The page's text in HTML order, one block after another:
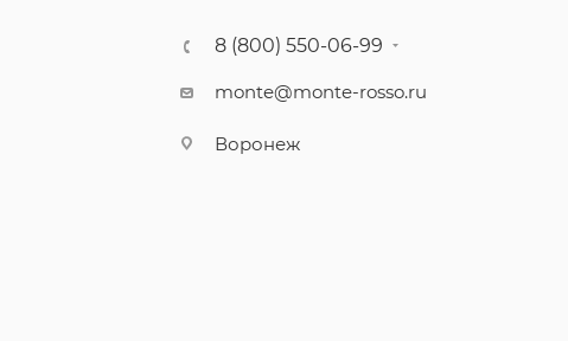
8 (800) 550-06-99
monte@monte-rosso.ru
Воронеж